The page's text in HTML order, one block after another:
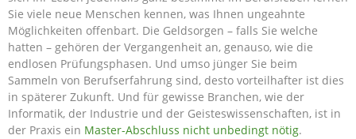
Sie viele neue Menschen kennen, was Ihnen ungeahnte
Möglichkeiten offenbart. Die Geldsorgen – falls Sie welche
hatten – gehören der Vergangenheit an, genauso, wie die
endlosen Prüfungsphasen. Und umso jünger Sie beim
Sammeln von Berufserfahrung sind, desto vorteilhafter ist dies
in späterer Zukunft. Und für gewisse Branchen, wie der
Informatik, der Industrie und der Geisteswissenschaften, ist in
der Praxis ein Master-Abschluss nicht unbedingt nötig.